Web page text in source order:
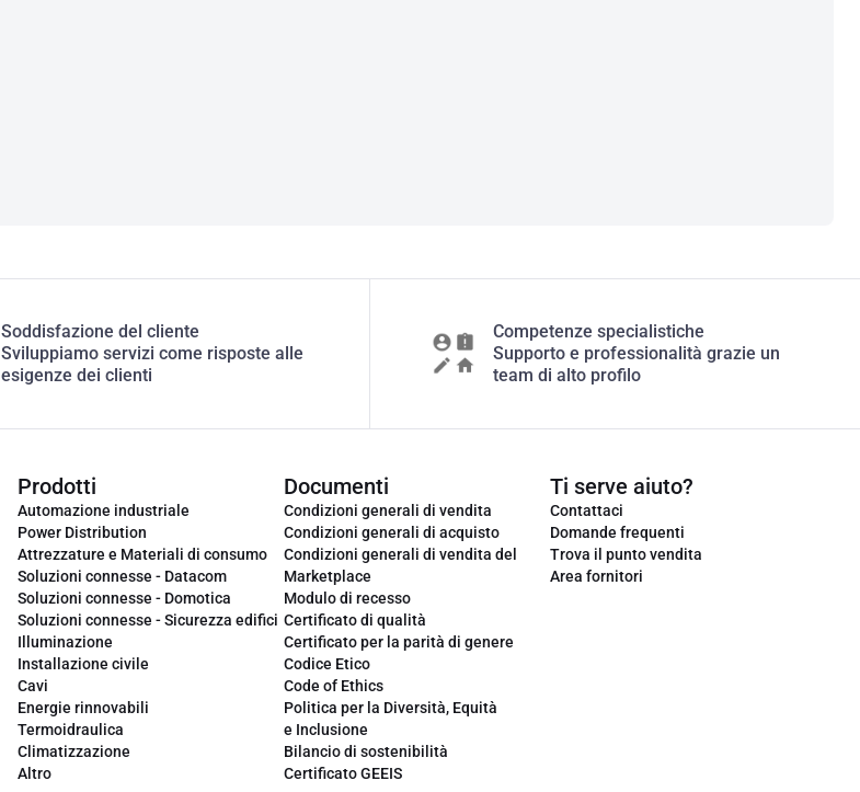
Soddisfazione del cliente
Sviluppiamo servizi come risposte alle
esigenze dei clienti
Competenze specialistiche
Supporto e professionalità grazie un
team di alto profilo
Prodotti
Automazione industriale
Power Distribution
Attrezzature e Materiali di consumo
Soluzioni connesse - Datacom
Soluzioni connesse - Domotica
Soluzioni connesse - Sicurezza edifici
Illuminazione
Installazione civile
Cavi
Energie rinnovabili
Termoidraulica
Climatizzazione
Altro
Documenti
Condizioni generali di vendita
Condizioni generali di acquisto
Condizioni generali di vendita del
Marketplace
Modulo di recesso
Certificato di qualità
Certificato per la parità di genere
Codice Etico
Code of Ethics
Politica per la Diversità, Equità
e Inclusione
Bilancio di sostenibilità
Certificato GEEIS
Ti serve aiuto?
Contattaci
Domande frequenti
Trova il punto vendita
Area fornitori